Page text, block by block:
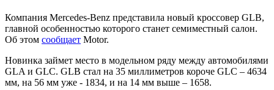
Компания Mercedes-Benz представила новый кроссовер GLB,
главной особенностью которого станет семиместный салон.
Об этом сообщает Motor.
Новинка займет место в модельном ряду между автомобилями
GLA и GLC. GLB стал на 35 миллиметров короче GLC – 4634
мм, на 56 мм уже - 1834, и на 14 мм выше – 1658.